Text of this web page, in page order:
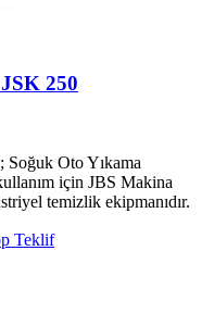
250
Soğuk Oto Yıkama
için JBS Makina
temizlik ekipmanıdır.
Teklif